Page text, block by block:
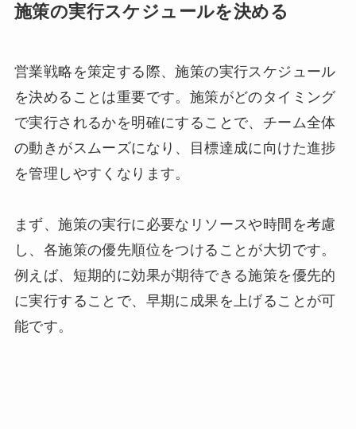
施策の実行スケジュールを決める
営業戦略を策定する際、施策の実行スケジュール
を決めることは重要です。施策がどのタイミング
で実行されるかを明確にすることで、チーム全体
の動きがスムーズになり、目標達成に向けた進捗
を管理しやすくなります。
まず、施策の実行に必要なリソースや時間を考慮
し、各施策の優先順位をつけることが大切です。
例えば、短期的に効果が期待できる施策を優先的
に実行することで、早期に成果を上げることが可
能です。